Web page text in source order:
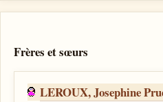
Frères et sœurs
LEROUX, Josephine